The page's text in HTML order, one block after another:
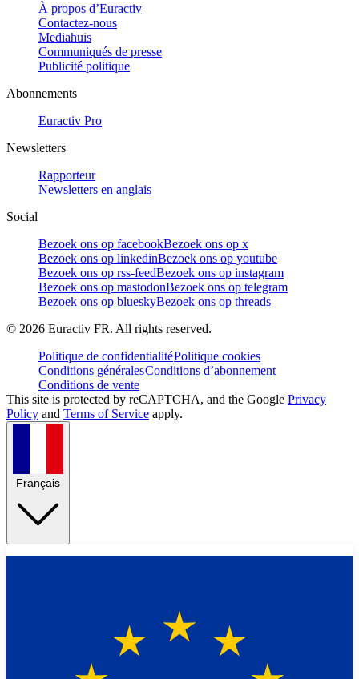
À propos d’Euractiv
Contactez-nous
Mediahuis
Communiqués de presse
Publicité politique
Abonnements
Euractiv Pro
Newsletters
Rapporteur
Newsletters en anglais
Social
Bezoek ons op facebookBezoek ons op x
Bezoek ons op linkedinBezoek ons op youtube
Bezoek ons op rss-feedBezoek ons op instagram
Bezoek ons op mastodonBezoek ons op telegram
Bezoek ons op blueskyBezoek ons op threads
© 2026 Euractiv FR. All rights reserved.
Politique de confidentialitéPolitique cookies
Conditions généralesConditions d’abonnement
Conditions de vente
This site is protected by reCAPTCHA, and the Google Privacy
Policy and Terms of Service apply.
Français